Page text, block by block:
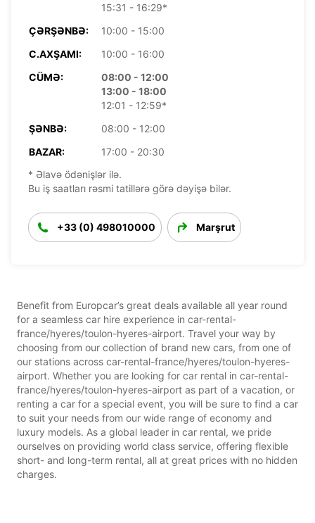
15:31 - 16:29*
ÇƏRŞƏNBƏ:
10:00 - 15:00
C.AXŞAMI:
10:00 - 16:00
CÜMƏ:
08:00 - 12:00
13:00 - 18:00
12:01 - 12:59*
ŞƏNBƏ:
08:00 - 12:00
BAZAR:
17:00 - 20:30
* Əlavə ödənişlər ilə.
Bu iş saatları rəsmi tatillərə görə dəyişə bilər.
+33 (0) 498010000 Marşrut
Benefit from Europcar’s great deals available all year round
for a seamless car hire experience in car-rental-
france/hyeres/toulon-hyeres-airport. Travel your way by
choosing from our collection of brand new cars, from one of
our stations across car-rental-france/hyeres/toulon-hyeres-
airport. Whether you are looking for car rental in car-rental-
france/hyeres/toulon-hyeres-airport as part of a vacation, or
renting a car for a special event, you will be sure to find a car
to suit your needs from our wide range of economy and
luxury models. As a global leader in car rental, we pride
ourselves on providing world class service, offering flexible
short- and long-term rental, all at great prices with no hidden
charges.